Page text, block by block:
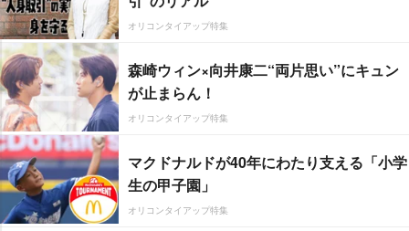
オリコンタイアップ特集
森崎ウィン×向井康二“両片思い”にキュン
が止まらん！
オリコンタイアップ特集
マクドナルドが40年にわたり支える「小学
生の甲子園」
オリコンタイアップ特集